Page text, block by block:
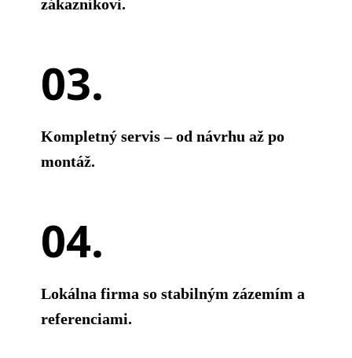
zákazníkovi.
Kompletný servis – od návrhu až po
montáž.
Lokálna firma so stabilným zázemím a
referenciami.